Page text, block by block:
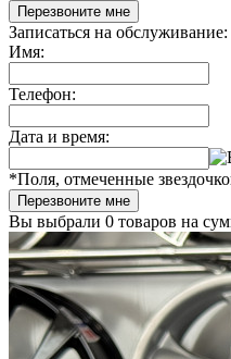
Перезвоните мне
Записаться на обслуживание:
Имя:
Телефон:
Дата и время:
*Поля, отмеченные
Перезвоните мне
Вы выбрали 0 товаров на